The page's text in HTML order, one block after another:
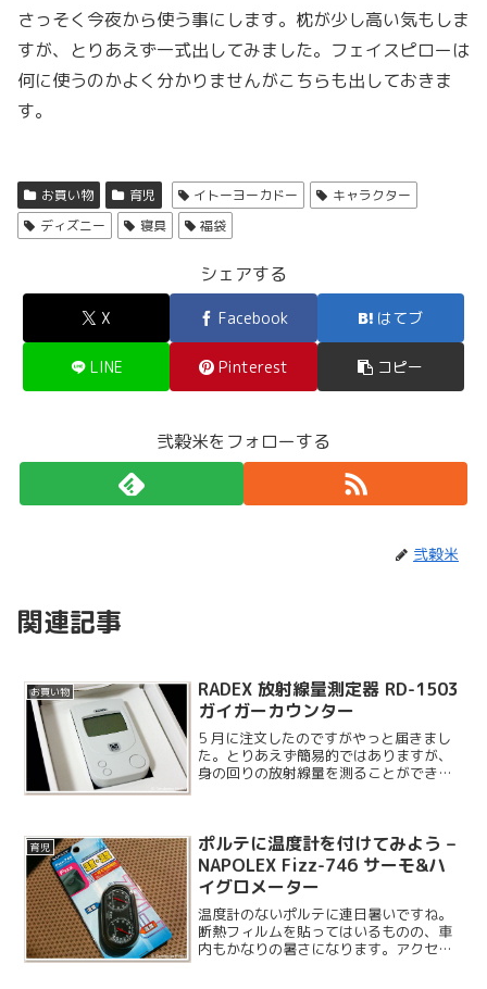
さっそく今夜から使う事にします。枕が少し高い気もしま
すが、とりあえず一式出してみました。フェイスピローは
何に使うのかよく分かりませんがこちらも出しておきま
す。
お買い物 育児 イトーヨーカドー
キャラクター
ディズニー
寝具 福袋
シェアする
X Facebook はてブ
LINE Pinterest コピー
弐穀米をフォローする
弐穀米
関連記事
お買い物
RADEX 放射線量測定器 RD-1503
ガイガーカウンター
5 月に注文したのですがやっと届きまし
た。とりあえず簡易的ではありますが、
身の回りの放射線量を測ることができる
育児
ポルテに温度計を付けてみよう –
NAPOLEX Fizz-746 サーモ&ハ
イグロメーター
温度計のないポルテに連日暑いですね。
断熱フィルムを貼ってはいるものの、車
内もかなりの暑さになります。アクセラ